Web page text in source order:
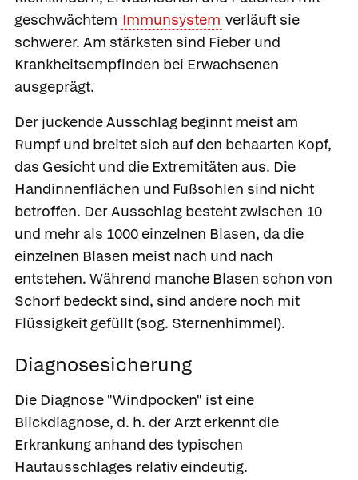
geschwächtem Immunsystem verläuft sie
schwerer. Am stärksten sind Fieber und
Krankheitsempfinden bei Erwachsenen
ausgeprägt.
Der juckende Ausschlag beginnt meist am
Rumpf und breitet sich auf den behaarten Kopf,
das Gesicht und die Extremitäten aus. Die
Handinnenflächen und Fußsohlen sind nicht
betroffen. Der Ausschlag besteht zwischen 10
und mehr als 1000 einzelnen Blasen, da die
einzelnen Blasen meist nach und nach
entstehen. Während manche Blasen schon von
Schorf bedeckt sind, sind andere noch mit
Flüssigkeit gefüllt (sog. Sternenhimmel).
Diagnosesicherung
Die Diagnose "Windpocken" ist eine
Blickdiagnose, d. h. der Arzt erkennt die
Erkrankung anhand des typischen
Hautausschlages relativ eindeutig.